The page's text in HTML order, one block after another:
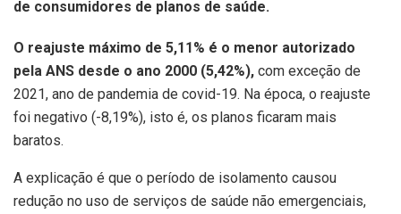
de consumidores de planos de saúde.
O reajuste máximo de 5,11% é o menor autorizado
pela ANS desde o ano 2000 (5,42%), com exceção de
2021, ano de pandemia de covid-19. Na época, o reajuste
foi negativo (-8,19%), isto é, os planos ficaram mais
baratos.
A explicação é que o período de isolamento causou
redução no uso de serviços de saúde não emergenciais,